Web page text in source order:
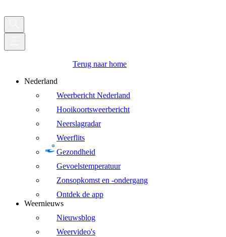
Terug naar home
Nederland
Weerbericht Nederland
Hooikoortsweerbericht
Neerslagradar
Weerflits
Gezondheid
Gevoelstemperatuur
Zonsopkomst en -ondergang
Ontdek de app
Weernieuws
Nieuwsblog
Weervideo's